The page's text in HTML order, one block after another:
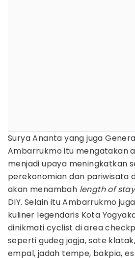
Surya Ananta yang juga
Ambarrukmo itu mengatakan
menjadi upaya meningkatkan
perekonomian dan pariwisata
akan menambah length of stay
DIY. Selain itu Ambarrukmo
kuliner legendaris Kota
dinikmati cyclist di area
seperti gudeg jogja, sate
empal, jadah tempe, bakpia,